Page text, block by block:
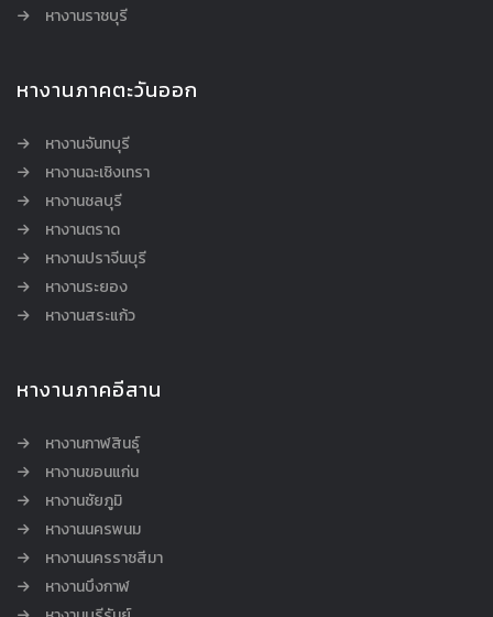
หางานราชบุรี
หางานภาคตะวันออก
หางานจันทบุรี
หางานฉะเชิงเทรา
หางานชลบุรี
หางานตราด
หางานปราจีนบุรี
หางานระยอง
หางานสระแก้ว
หางานภาคอีสาน
หางานกาฬสินธุ์
หางานขอนแก่น
หางานชัยภูมิ
หางานนครพนม
หางานนครราชสีมา
หางานบึงกาฬ